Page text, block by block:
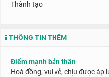
Thành tạo
THÔNG TIN THÊM
Điểm mạnh bản thân
Hoà đồng, vui vẻ, chịu được áp